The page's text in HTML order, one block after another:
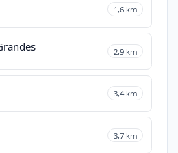
1,6 km
2,9 km
3,4 km
3,7 km